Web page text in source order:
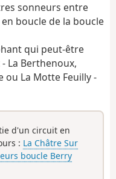
v
n
sonneurs entre
boucle de la boucle
qui peut-être
La Berthenoux,
ou La Motte Feuilly -
d'un circuit en
: La Châtre Sur
boucle Berry